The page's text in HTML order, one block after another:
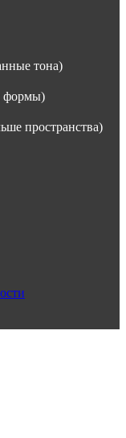
тона)
формы)
пространства)